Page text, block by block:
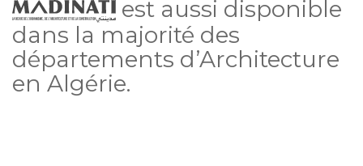
est aussi disponible
dans la majorité des
départements d’Architecture
en Algérie.